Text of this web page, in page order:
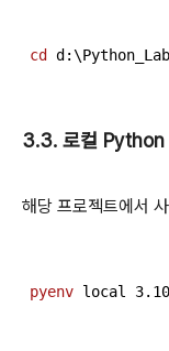
cd
3.3. 로컬 Python
해당 프로젝트에서
pyenv local 3. 10